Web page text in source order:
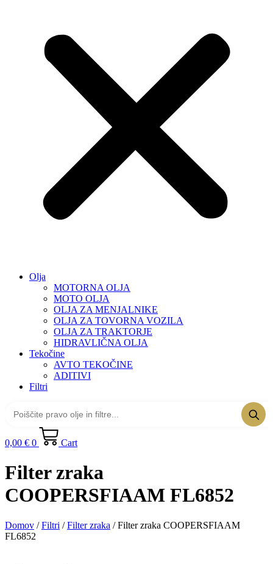
Olja
MOTORNA OLJA
MOTO OLJA
OLJA ZA MENJALNIKE
OLJA ZA TOVORNA VOZILA
OLJA ZA TRAKTORJE
HIDRAVLIČNA OLJA
Tekočine
AVTO TEKOČINE
ADITIVI
Filtri
0,00 € 0 Cart
Filter zraka
COOPERSFIAAM FL6852
Domov /Filtri /Filter zraka / Filter zraka COOPERSFIAAM
FL6852